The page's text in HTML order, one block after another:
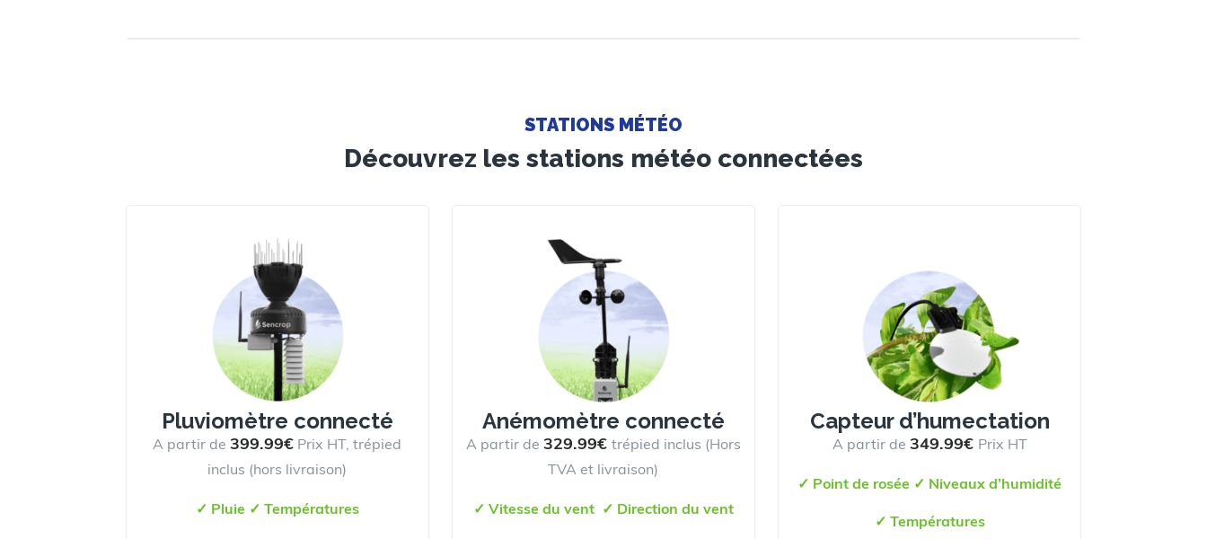
STATIONS MÉTÉO
Découvrez les stations météo connectées
Pluviomètre connecté
A partir de 399.99€ Prix HT, trépied
inclus (hors livraison)
✓ Pluie ✓ Températures
Anémomètre connecté
A partir de 329.99€ trépied inclus (Hors
TVA et livraison)
✓ Vitesse du vent ✓ Direction du vent
Capteur d’humectation
A partir de 349.99€ Prix HT
✓ Point de rosée ✓ N iveaux d’humidité
✓ Températures